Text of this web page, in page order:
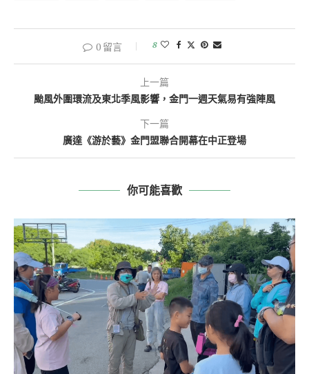
0 留言 8
上一篇
颱風外圍環流及東北季風影響，金門一週天氣易有強陣風
下一篇
廣達《游於藝》金門盟聯合開幕在中正登場
你可能喜歡